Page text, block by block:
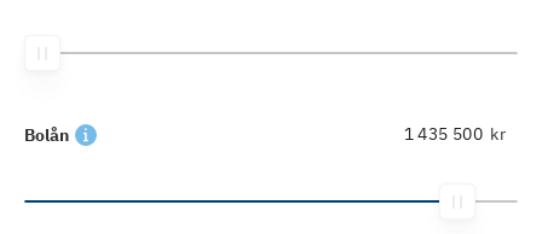
Bolån kr